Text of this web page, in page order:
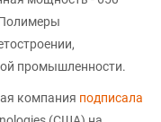
промышленности.
компания подписала